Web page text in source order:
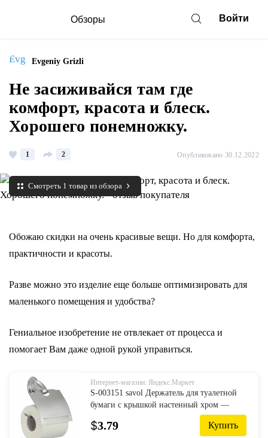
Обзоры Войти
Evgeniy Grizli
Не засиживайся там где
комфорт, красота и блеск.
Хорошего понемножку.
1 2 Опубликовано 30.12.2022
Смотреть 1 товар из обзора
Обожаю скидки на очень красивые вещи. Но для комфорта,
практичности и красоты.
Разве можно это изделие еще больше оптимизировать для
маленького помещения и удобства?
Гениальное изобретение не отвлекает от процесса и
помогает Вам даже одной рукой управиться.
Интернет-магазин: Яндекс.Маркет
S-003151 savol Держатель для туалетной
бумаги с крышкой настенный хром —
купить в интернет-магазине по низкой
цене на Яндекс Маркете
$3.79 Купить